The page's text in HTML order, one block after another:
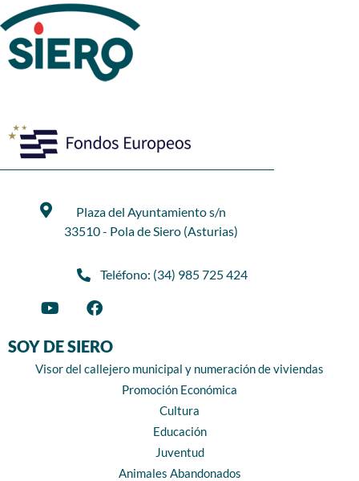
Plaza del Ayuntamiento s/n
33510 - Pola de Siero (Asturias)
Teléfono: (34) 985 725 424
SOY DE SIERO
Visor del callejero municipal y numeración de viviendas
Promoción Económica
Cultura
Educación
Juventud
Animales Abandonados